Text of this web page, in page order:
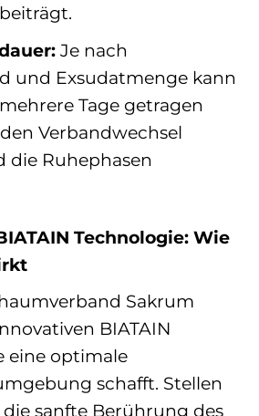
Je nach
und Exsudatmenge kann
Tage getragen
Verbandwechsel
die Ruhephasen
Technologie: Wie
Sakrum
BIATAIN
eine optimale
schafft. Stellen
die sanfte Berührung des